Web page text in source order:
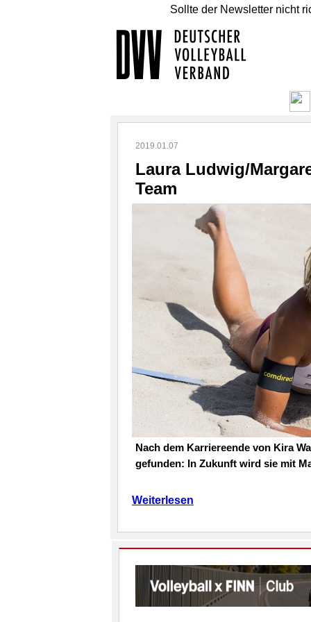
Sollte der Newsletter nicht
2019.01.07
Laura Ludwig/
Team
Nach dem Karriereende von Kira
gefunden: In Zukunft wird sie mit
Weiterlesen